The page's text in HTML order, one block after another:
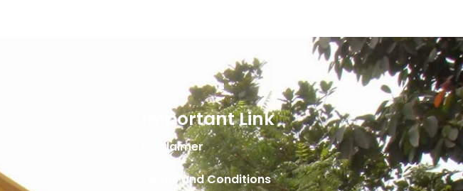
Important Link
Disclaimer
Terms and Conditions